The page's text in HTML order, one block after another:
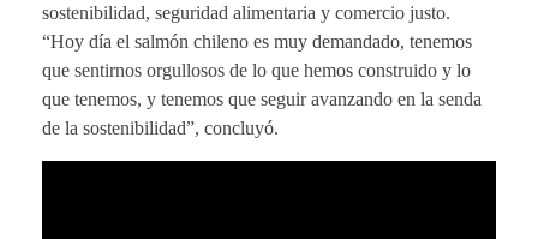
sostenibilidad, seguridad alimentaria y comercio justo.
“Hoy día el salmón chileno es muy demandado, tenemos
que sentirnos orgullosos de lo que hemos construido y lo
que tenemos, y tenemos que seguir avanzando en la senda
de la sostenibilidad”, concluyó.